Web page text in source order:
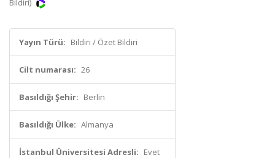
Bildiri)
Yayın Türü: Bildiri / Özet Bildiri
Cilt numarası: 26
Basıldığı Şehir: Berlin
Basıldığı Ülke: Almanya
İstanbul Üniversitesi Adresli: Evet